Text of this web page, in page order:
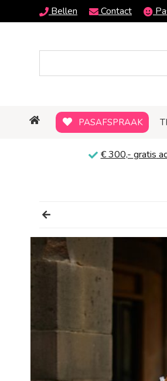
Bellen Contact
PASAFSPRAAK
€ 300,- gratis